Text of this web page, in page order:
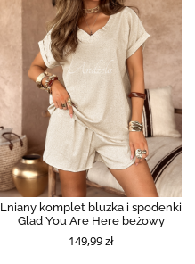
Lniany komplet bluzka i spodenki
Glad You Are Here beżowy
149,99 zł